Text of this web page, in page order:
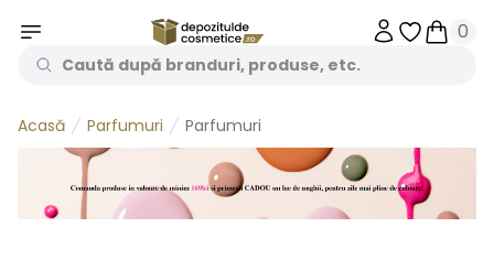
Obiecte
0
Acasă Parfumuri Parfumuri